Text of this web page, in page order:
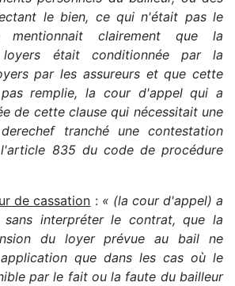
le bien, ce qui n'était pas le
clairement que la
loyers était conditionnée par la
par les assureurs et que cette
remplie, la cour d'appel qui a
de cette clause qui nécessitait une
tranché une contestation
835 du code de procédure
de cassation : « (la cour d'appel) a
sans interpréter le contrat, que la
du loyer prévue au bail ne
que dans les cas où le
par le fait ou la faute du bailleur